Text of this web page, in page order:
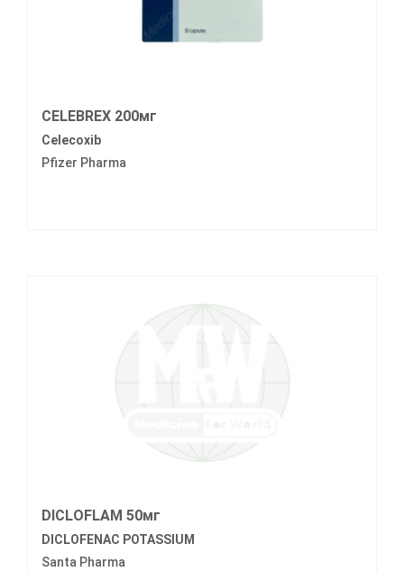
CELEBREX 200мг
Celecoxib
Pfizer Pharma
DICLOFLAM 50мг
DICLOFENAC POTASSIUM
Santa Pharma